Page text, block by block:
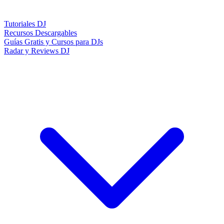
Tutoriales DJ
Recursos Descargables
Guías Gratis y Cursos para DJs
Radar y Reviews DJ